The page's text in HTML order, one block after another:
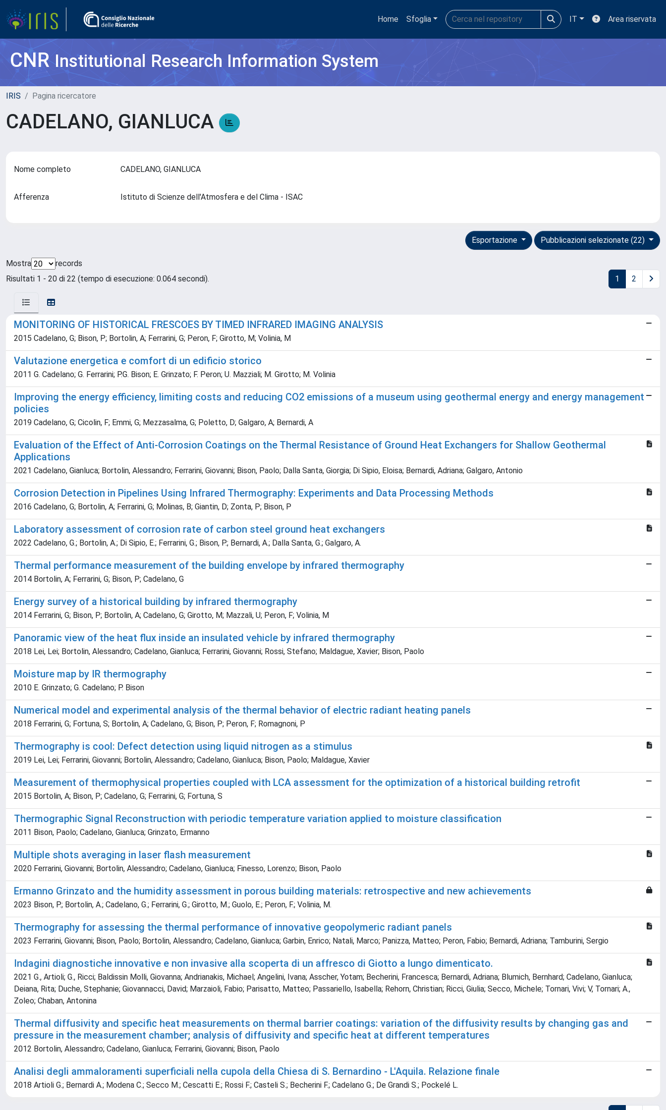
Home Sfoglia IT Area riservata
CNRInstitutional Research Information System
IRIS Pagina ricercatore
CADELANO, GIANLUCA
Nome completo CADELANO, GIANLUCA
Afferenza Istituto di Scienze dell'Atmosfera e del Clima - ISAC
Pubblicazioni selezionate (22)
Esportazione
Mostra
records
Risultati 1 - 20 di 22 (tempo di esecuzione: 0.064 secondi).
1 2
MONITORING OF HISTORICAL FRESCOES BY TIMED INFRARED IMAGING ANALYSIS
2015 Cadelano, G; Bison, P; Bortolin, A; Ferrarini, G; Peron, F; Girotto, M; Volinia, M
Valutazione energetica e comfort di un edificio storico
2011 G. Cadelano; G. Ferrarini; P.G. Bison; E. Grinzato; F. Peron; U. Mazziali; M. Girotto; M. Volinia
Improving the energy efficiency, limiting costs and reducing CO2 emissions of a museum using geothermal energy and energy management
policies
2019 Cadelano, G; Cicolin, F; Emmi, G; Mezzasalma, G; Poletto, D; Galgaro, A; Bernardi, A
Evaluation of the Effect of Anti-Corrosion Coatings on the Thermal Resistance of Ground Heat Exchangers for Shallow Geothermal
Applications
2021 Cadelano, Gianluca; Bortolin, Alessandro; Ferrarini, Giovanni; Bison, Paolo; Dalla Santa, Giorgia; Di Sipio, Eloisa; Bernardi, Adriana; Galgaro, Antonio
Corrosion Detection in Pipelines Using Infrared Thermography: Experiments and Data Processing Methods
2016 Cadelano, G; Bortolin, A; Ferrarini, G; Molinas, B; Giantin, D; Zonta, P; Bison, P
Laboratory assessment of corrosion rate of carbon steel ground heat exchangers
2022 Cadelano, G.; Bortolin, A.; Di Sipio, E.; Ferrarini, G.; Bison, P.; Bernardi, A.; Dalla Santa, G.; Galgaro, A.
Thermal performance measurement of the building envelope by infrared thermography
2014 Bortolin, A; Ferrarini, G; Bison, P; Cadelano, G
Energy survey of a historical building by infrared thermography
2014 Ferrarini, G; Bison, P; Bortolin, A; Cadelano, G; Girotto, M; Mazzali, U; Peron, F; Volinia, M
Panoramic view of the heat flux inside an insulated vehicle by infrared thermography
2018 Lei, Lei; Bortolin, Alessandro; Cadelano, Gianluca; Ferrarini, Giovanni; Rossi, Stefano; Maldague, Xavier; Bison, Paolo
Moisture map by IR thermography
2010 E. Grinzato; G. Cadelano; P. Bison
Numerical model and experimental analysis of the thermal behavior of electric radiant heating panels
2018 Ferrarini, G; Fortuna, S; Bortolin, A; Cadelano, G; Bison, P; Peron, F; Romagnoni, P
Thermography is cool: Defect detection using liquid nitrogen as a stimulus
2019 Lei, Lei; Ferrarini, Giovanni; Bortolin, Alessandro; Cadelano, Gianluca; Bison, Paolo; Maldague, Xavier
Measurement of thermophysical properties coupled with LCA assessment for the optimization of a historical building retrofit
2015 Bortolin, A; Bison, P; Cadelano, G; Ferrarini, G; Fortuna, S
Thermographic Signal Reconstruction with periodic temperature variation applied to moisture classification
2011 Bison, Paolo; Cadelano, Gianluca; Grinzato, Ermanno
Multiple shots averaging in laser flash measurement
2020 Ferrarini, Giovanni; Bortolin, Alessandro; Cadelano, Gianluca; Finesso, Lorenzo; Bison, Paolo
Ermanno Grinzato and the humidity assessment in porous building materials: retrospective and new achievements
2023 Bison, P.; Bortolin, A.; Cadelano, G.; Ferrarini, G.; Girotto, M.; Guolo, E.; Peron, F.; Volinia, M.
Thermography for assessing the thermal performance of innovative geopolymeric radiant panels
2023 Ferrarini, Giovanni; Bison, Paolo; Bortolin, Alessandro; Cadelano, Gianluca; Garbin, Enrico; Natali, Marco; Panizza, Matteo; Peron, Fabio; Bernardi, Adriana; Tamburini, Sergio
Indagini diagnostiche innovative e non invasive alla scoperta di un affresco di Giotto a lungo dimenticato.
2021 G., Artioli; G., Ricci; Baldissin Molli, Giovanna; Andrianakis, Michael; Angelini, Ivana; Asscher, Yotam; Becherini, Francesca; Bernardi, Adriana; Blumich, Bernhard; Cadelano, Gianluca;
Deiana, Rita; Duche, Stephanie; Giovannacci, David; Marzaioli, Fabio; Parisatto, Matteo; Passariello, Isabella; Rehorn, Christian; Ricci, Giulia; Secco, Michele; Tornari, Vivi; V, Tornari; A.,
Zoleo; Chaban, Antonina
Thermal diffusivity and specific heat measurements on thermal barrier coatings: variation of the diffusivity results by changing gas and
pressure in the measurement chamber; analysis of diffusivity and specific heat at different temperatures
2012 Bortolin, Alessandro; Cadelano, Gianluca; Ferrarini, Giovanni; Bison, Paolo
Analisi degli ammaloramenti superficiali nella cupola della Chiesa di S. Bernardino - L'Aquila. Relazione finale
2018 Artioli G.; Bernardi A.; Modena C.; Secco M.; Cescatti E.; Rossi F.; Casteli S.; Becherini F.; Cadelano G.; De Grandi S.; Pockelé L.